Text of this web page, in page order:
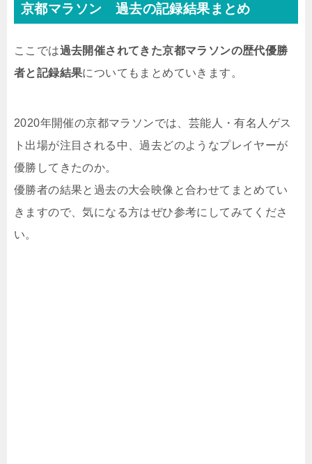
京都マラソン 過去の記録結果まとめ
ここでは過去開催されてきた京都マラソンの歴代優勝
者と記録結果についてもまとめていきます。
2020年開催の京都マラソンでは、芸能人・有名人ゲス
ト出場が注目される中、過去どのようなプレイヤーが
優勝してきたのか。
優勝者の結果と過去の大会映像と合わせてまとめてい
きますので、気になる方はぜひ参考にしてみてくださ
い。